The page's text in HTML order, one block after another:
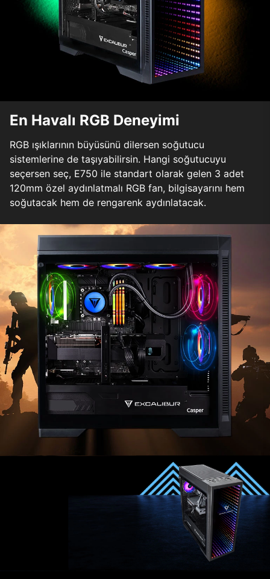
En Havalı RGB Deneyimi
RGB ışıklarının büyüsünü dilersen soğutucu
sistemlerine de taşıyabilirsin. Hangi soğutucuyu
seçersen seç, E750 ile standart olarak gelen 3 adet
120mm özel aydınlatmalı RGB fan, bilgisayarını hem
soğutacak hem de rengarenk aydınlatacak.